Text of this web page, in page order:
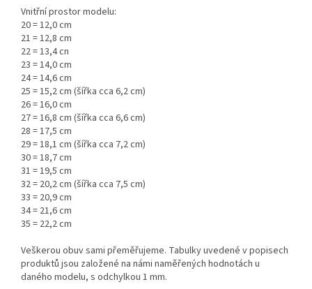
Vnitřní prostor modelu:
20 = 12,0 cm
21 = 12,8 cm
22 = 13,4 cn
23 = 14,0 cm
24 = 14,6 cm
25 = 15,2 cm (šířka cca 6,2 cm)
26 = 16,0 cm
27 = 16,8 cm (šířka cca 6,6 cm)
28 = 17,5 cm
29 = 18,1 cm (šířka cca 7,2 cm)
30 = 18,7 cm
31 = 19,5 cm
32 = 20,2 cm (šířka cca 7,5 cm)
33 = 20,9 cm
34 = 21,6 cm
35 = 22,2 cm
Veškerou obuv sami přeměřujeme. Tabulky uvedené v popisech
produktů jsou založené na námi naměřených hodnotách u
daného modelu, s odchylkou 1 mm.